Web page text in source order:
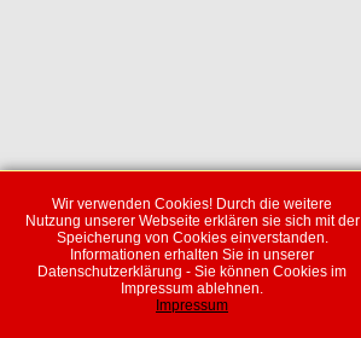
Wir verwenden Cookies! Durch die weitere
Nutzung unserer Webseite erklären sie sich mit der
Speicherung von Cookies einverstanden.
Informationen erhalten Sie in unserer
Datenschutzerklärung - Sie können Cookies im
Impressum ablehnen.
Impressum